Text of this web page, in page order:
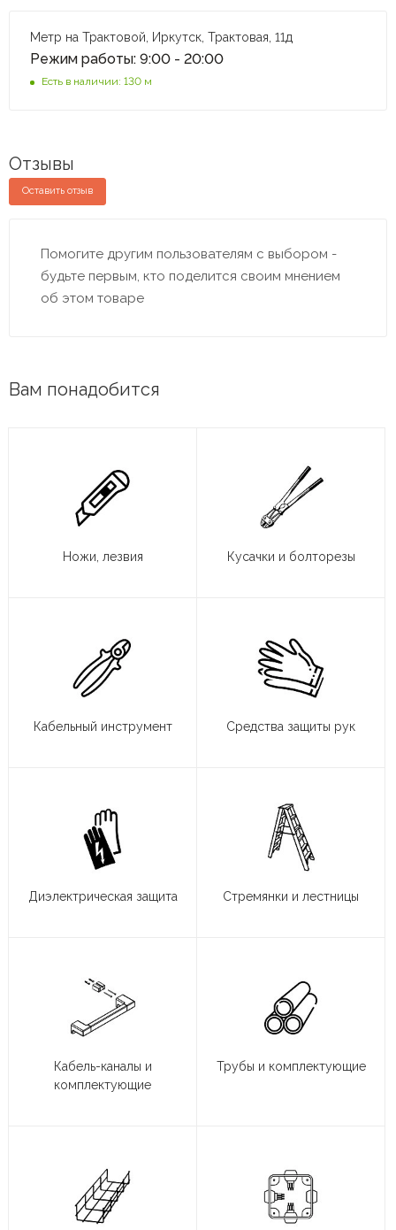
Метр на Трактовой, Иркутск, Трактовая, 11д
Режим работы: 9:00 - 20:00
Есть в наличии: 130 м
Отзывы
Оставить отзыв
Помогите другим пользователям с выбором -
будьте первым, кто поделится своим мнением
об этом товаре
Вам понадобится
Ножи, лезвия Кусачки и болторезы
Кабельный инструмент Средства защиты рук
Диэлектрическая защита Стремянки и лестницы
Кабель-каналы и
комплектующие
Трубы и комплектующие